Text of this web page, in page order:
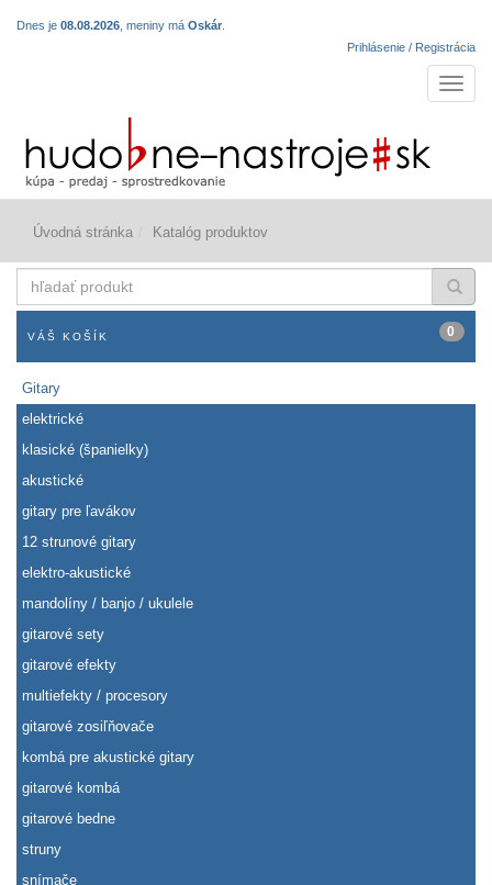
Dnes je 08.08.2026 , meniny má Oskár
Prihlásenie / Registrácia
Úvodná stránka Katalóg produktov
produkt
VÁŠ KOŠÍK 0
Gitary
elektrické
klasické (španielky)
akustické
gitary pre ľavákov
12 strunové gitary
elektro-akustické
mandolíny / banjo / ukulele
gitarové sety
gitarové efekty
multiefekty / procesory
gitarové zosiľňovače
kombá pre akustické gitary
gitarové kombá
gitarové bedne
struny
snímače